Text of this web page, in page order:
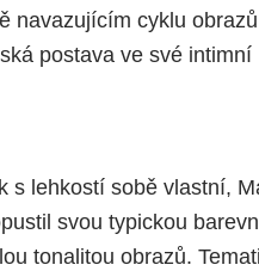
navazujícím cyklu
postava ve své
s lehkostí sobě vlastní,
svou typickou
tonalitou obrazů.